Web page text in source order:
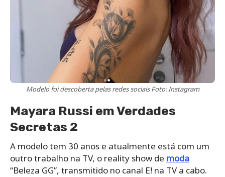
Modelo foi descoberta pelas redes sociais Foto: Instagram
Mayara Russi em Verdades
Secretas 2
A modelo tem 30 anos e atualmente está com um
outro trabalho na TV, o reality show de moda
“Beleza GG”, transmitido no canal E! na TV a cabo.